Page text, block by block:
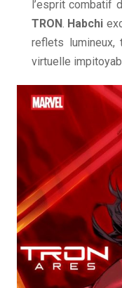
l’esprit combatif
TRON. Habchi
reflets lumineux,
virtuelle